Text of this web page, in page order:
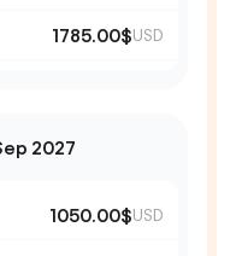
1785.00$USD
2027
1050.00$USD